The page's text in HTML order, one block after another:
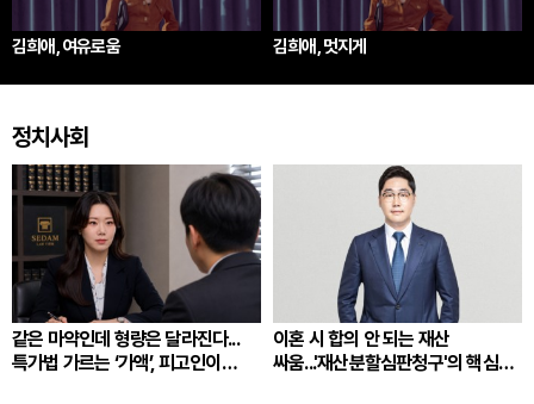
김희애, 여유로움 김희애, 멋지게
정치사회
같은 마약인데 형량은 달라진다...
특가법 가르는 ‘가액’, 피고인이
이혼 시 합의 안 되는 재산
싸움...'재산분할심판청구'의 핵심